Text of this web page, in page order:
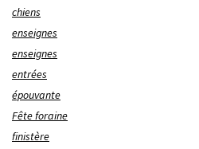
chiens
enseignes
enseignes
entrées
épouvante
Fête foraine
finistère